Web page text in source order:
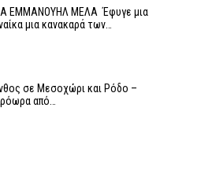
ΕΜΜΑΝΟΥΗΛ ΜΕΛΑ Έφυγε μια
μια κανακαρά των…
σε Μεσοχώρι και Ρόδο –
από…